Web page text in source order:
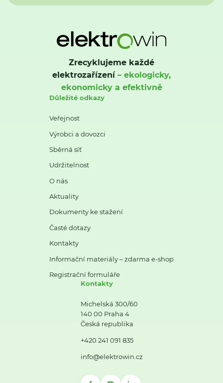
Zrecyklujeme každé
elektrozařízení– ekologicky,
ekonomicky a efektivně
Důležité odkazy
Veřejnost
Výrobci a dovozci
Sběrná síť
Udržitelnost
O nás
Aktuality
Dokumenty ke stažení
Časté dotazy
Kontakty
Informační materiály – zdarma e-shop
Registrační formuláře
Kontakty
Michelská 300/60
140 00 Praha 4
Česká republika
+420 241 091 835
info@elektrowin.cz